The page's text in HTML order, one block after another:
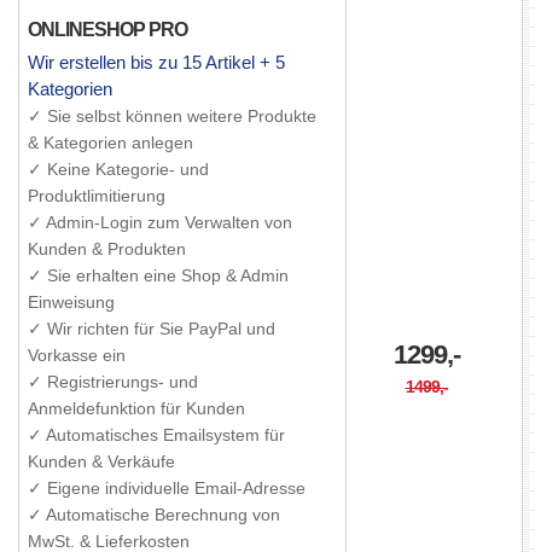
ONLINESHOP PRO
Wir erstellen bis zu 15 Artikel + 5
Kategorien
✓ Sie selbst können weitere Produkte
& Kategorien anlegen
✓ Keine Kategorie- und
Produktlimitierung
✓ Admin-Login zum Verwalten von
Kunden & Produkten
✓ Sie erhalten eine Shop & Admin
Einweisung
✓ Wir richten für Sie PayPal und
Vorkasse ein
✓ Registrierungs- und
Anmeldefunktion für Kunden
✓ Automatisches Emailsystem für
Kunden & Verkäufe
✓ Eigene individuelle Email-Adresse
✓ Automatische Berechnung von
MwSt. & Lieferkosten
1299,-
1499,-